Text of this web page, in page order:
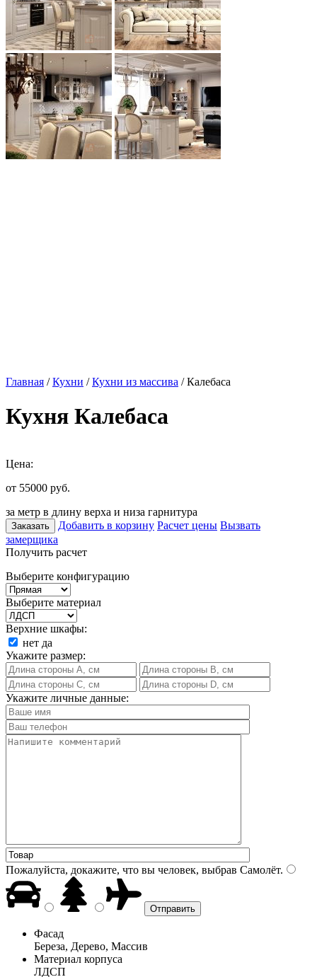
Главная /Кухни /Кухни из массива / Калебаса
Кухня Калебаса
Цена:
от 55000 руб.
за метр в длину верха и низа гарнитура
Заказать Добавить в корзину Расчет цены Вызвать
замерщика
Получить расчет
Выберите конфигурацию
Выберите материал
Верхние шкафы:
нет да
Укажите размер:
Укажите личные данные:
Пожалуйста, докажите, что вы человек, выбрав Самолёт.
Фасад
Береза, Дерево, Массив
Материал корпуса
ЛДСП